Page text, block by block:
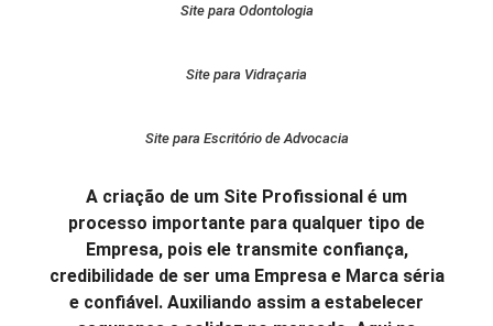
Site para Odontologia
Site para Vidraçaria
Site para Escritório de Advocacia
A criação de um Site Profissional é um
processo importante para qualquer tipo de
Empresa, pois ele transmite confiança,
credibilidade de ser uma Empresa e Marca séria
e confiável. Auxiliando assim a estabelecer